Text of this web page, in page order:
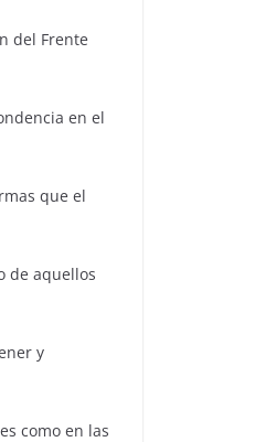
del Frente
en el
que el
de aquellos
y
como en las